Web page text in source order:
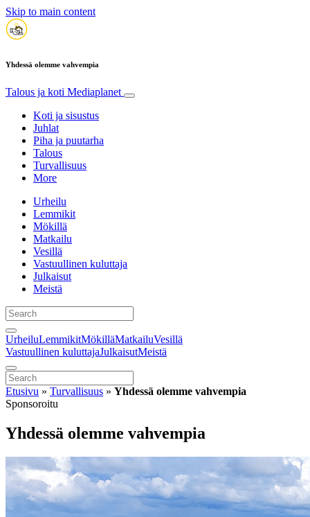
Skip to main content
Yhdessä olemme vahvempia
Talous ja koti Mediaplanet
Koti ja sisustus
Juhlat
Piha ja puutarha
Talous
Turvallisuus
More
Urheilu
Lemmikit
Mökillä
Matkailu
Vesillä
Vastuullinen kuluttaja
Julkaisut
Meistä
UrheiluLemmikitMökilläMatkailuVesillä
Vastuullinen kuluttajaJulkaisutMeistä
Etusivu » Turvallisuus » Yhdessä olemme vahvempia
Sponsoroitu
Yhdessä olemme vahvempia